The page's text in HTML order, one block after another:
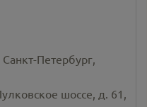
Петербург,
шоссе, д. 61,